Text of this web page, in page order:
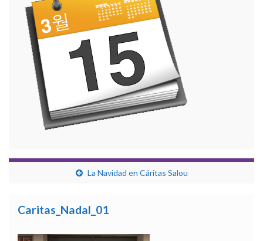
La Navidad en Cáritas Salou
Caritas_Nadal_01